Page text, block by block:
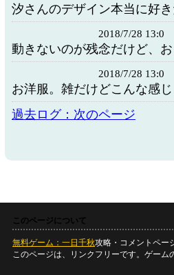
汐さんのデザイン本当に好
2018/7/28 13:0
動きないのが残念だけど、
2018/7/28 13:0
お洋服。雑だけどこんな感じ
過去ログ：次のページ
このページについて
無料ゲーム：一日千秋攻略・コメントペー
このページは、リンクフリーです。ゲーム